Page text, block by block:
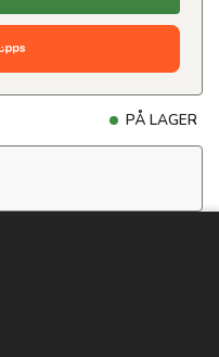
PÅ LAGER